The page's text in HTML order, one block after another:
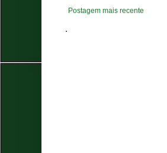
Postagem mais recente
.